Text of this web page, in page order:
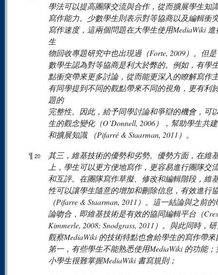
學法可以提高團隊交流與合作，從而擴展學生知
寫作能力。少數學生則表示對等協商以及編輯衝
寫作速度，這兩個問題在大學生使用MediaWiki
生
物回收專題研究中也出現過（Forte, 2009）。但
數學生認為對等協商是利大於弊的。例如，有學
點衝突帶來更多討論，從而能更深入的瞭解寫作
有同學提到不同的觀點帶來不同的視角，更有利
題的
完整性。因此，給予同學討論和爭辯的機會，可
生的觀念變化（O’Donnell, 2006），幫助學生共
和擴展知識 （Pifarré & Staarman, 2011）。
¶ 20
其三，維基技術的優勢和劣勢。優勢方面，在維
上，學生可以更方便地寫作，更容易進行團隊交
和互評。在團隊寫作草擬、修改和編輯階段，維
性可以讓學生隨意的增加和刪除信息，有效進行
（Pifarre & Staarman, 2011）。這一結論與之前
論吻合，即維基技術是有效的協同編輯平台（
Kimmerle, 2008; Snodgrass, 2011）。與此同時，
觀察MediaWiki 的技術特點也會給學生的寫作帶
第一，有些學生不能熟悉使用MediaWiki 的功能
小學生很難掌握MediaWiki 書寫規則；